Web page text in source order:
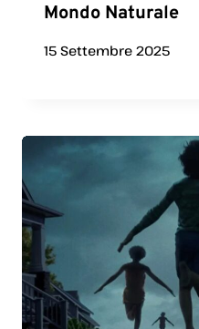
Mondo Naturale
15 Settembre 2025